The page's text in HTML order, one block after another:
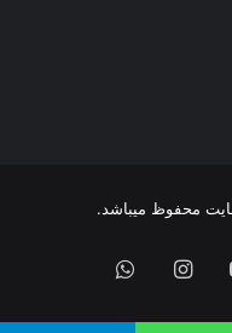
محفوظ میباشد.
YouTube
Instagram
WhatsApp